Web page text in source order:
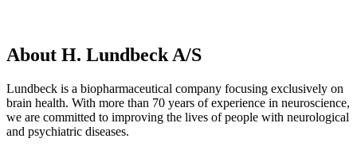
About H. Lundbeck A/S
Lundbeck is a biopharmaceutical company focusing exclusively on
brain health. With more than 70 years of experience in neuroscience,
we are committed to improving the lives of people with neurological
and psychiatric diseases.